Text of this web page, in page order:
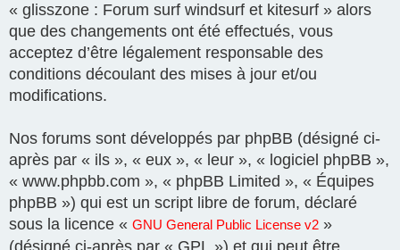
« glisszone : Forum surf windsurf et kitesurf » alors
que des changements ont été effectués, vous
acceptez d’être légalement responsable des
conditions découlant des mises à jour et/ou
modifications.
Nos forums sont développés par phpBB (désigné ci-
après par « ils », « eux », « leur », « logiciel phpBB »,
« www.phpbb.com », « phpBB Limited », « Équipes
phpBB ») qui est un script libre de forum, déclaré
sous la licence « GNU General Public License v2 »